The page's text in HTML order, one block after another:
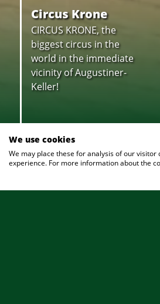
Circus Krone
CIRCUS KRONE, the
biggest circus in the
world in the immediate
vicinity of Augustiner-
Keller!
LE DAMOS LA
We use cookies
We may place these for analysis of our
experience. For more information about the